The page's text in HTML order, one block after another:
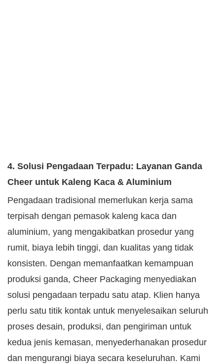
4. Solusi Pengadaan Terpadu: Layanan Ganda
Cheer untuk Kaleng Kaca & Aluminium
Pengadaan tradisional memerlukan kerja sama
terpisah dengan pemasok kaleng kaca dan
aluminium, yang mengakibatkan prosedur yang
rumit, biaya lebih tinggi, dan kualitas yang tidak
konsisten. Dengan memanfaatkan kemampuan
produksi ganda, Cheer Packaging menyediakan
solusi pengadaan terpadu satu atap. Klien hanya
perlu satu titik kontak untuk menyelesaikan seluruh
proses desain, produksi, dan pengiriman untuk
kedua jenis kemasan, menyederhanakan prosedur
dan mengurangi biaya secara keseluruhan. Kami